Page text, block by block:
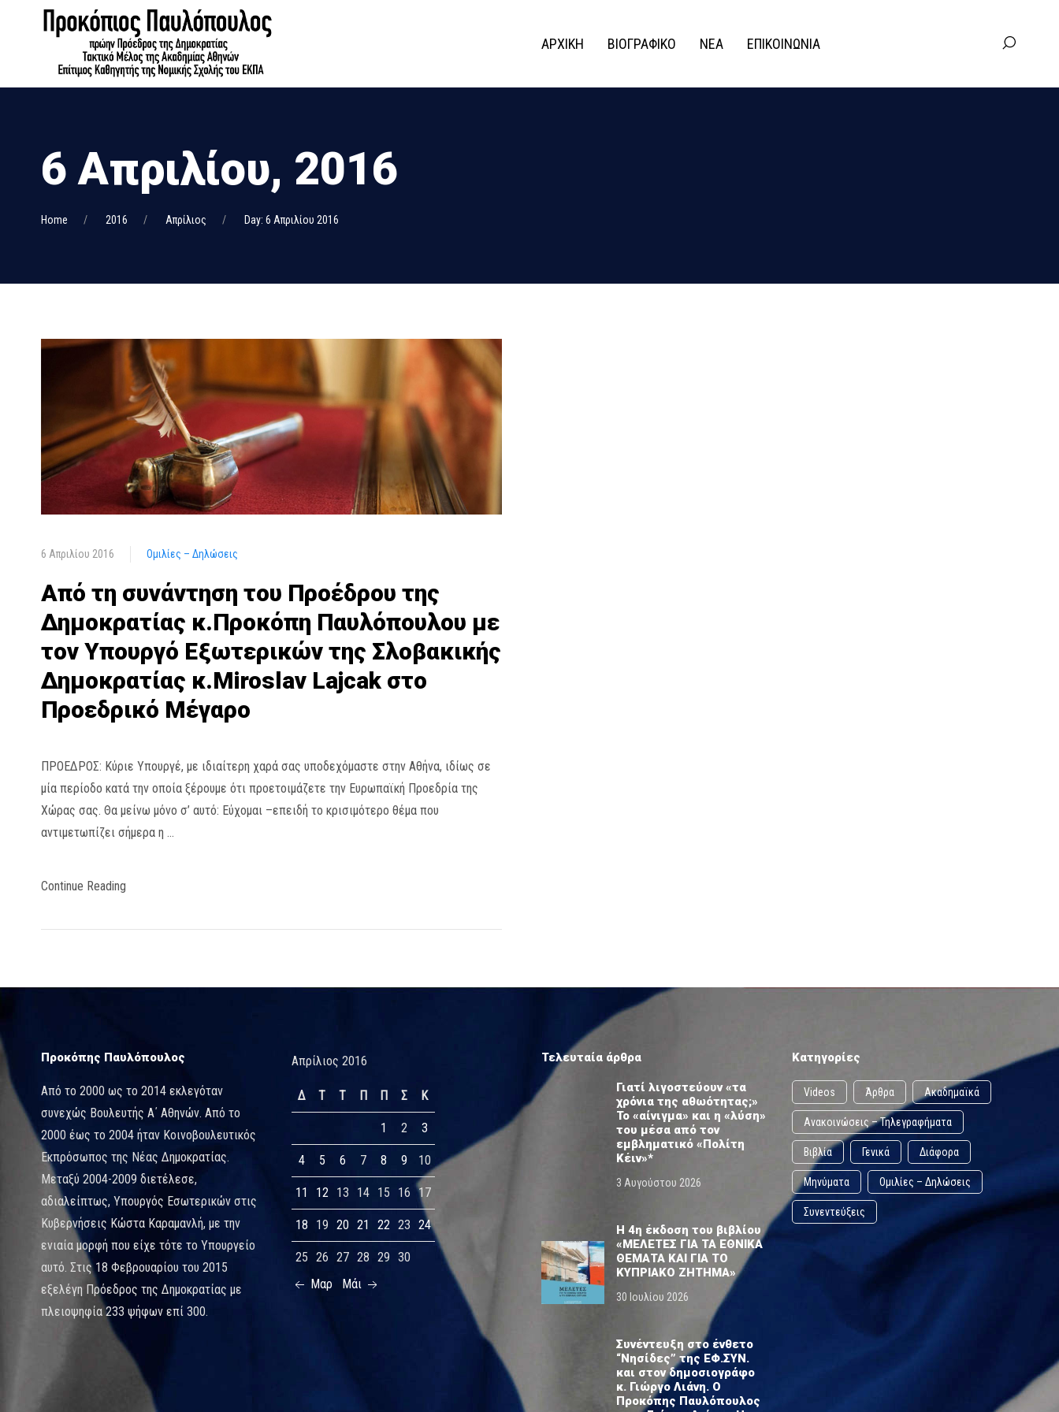
ΑΡΧΙΚΗ ΒΙΟΓΡΑΦΙΚΟ ΝΕΑ ΕΠΙΚΟΙΝΩΝΙΑ
6 Απριλίου, 2016
Home 2016 Απρίλιος Day: 6 Απριλίου 2016
6 Απριλίου 2016 Ομιλίες – Δηλώσεις
Από τη συνάντηση του Προέδρου της
Δημοκρατίας κ.Προκόπη Παυλόπουλου με
τον Υπουργό Εξωτερικών της Σλοβακικής
Δημοκρατίας κ.Miroslav Lajcak στο
Προεδρικό Μέγαρο
ΠΡΟΕΔΡΟΣ: Κύριε Υπουργέ, με ιδιαίτερη χαρά σας υποδεχόμαστε στην Αθήνα, ιδίως σε
μία περίοδο κατά την οποία ξέρουμε ότι προετοιμάζετε την Ευρωπαϊκή Προεδρία της
Χώρας σας. Θα μείνω μόνο σ’ αυτό: Εύχομαι –επειδή το κρισιμότερο θέμα που
αντιμετωπίζει σήμερα η …
Continue Reading
Προκόπης Παυλόπουλος
Από το 2000 ως το 2014 εκλεγόταν
συνεχώς Βουλευτής Α΄ Αθηνών. Από το
2000 έως το 2004 ήταν Κοινοβουλευτικός
Εκπρόσωπος της Νέας Δημοκρατίας.
Μεταξύ 2004-2009 διετέλεσε,
αδιαλείπτως, Υπουργός Εσωτερικών στις
Κυβερνήσεις Κώστα Καραμανλή, με την
ενιαία μορφή που είχε τότε το Υπουργείο
αυτό. Στις 18 Φεβρουαρίου του 2015
εξελέγη Πρόεδρος της Δημοκρατίας με
πλειοψηφία 233 ψήφων επί 300.
Απρίλιος 2016
Δ Τ Τ Π Π Σ Κ
1 2 3
4 5 6 7 8 9 10
11 12 13 14 15 16 17
18 19 20 21 22 23 24
25 26 27 28 29 30
Μαρ
Μάι
Τελευταία άρθρα
Γιατί λιγοστεύουν «τα
χρόνια της αθωότητας;»
Το «αίνιγμα» και η «λύση»
του μέσα από τον
εμβληματικό «Πολίτη
Κέιν»*
3 Αυγούστου 2026
Η 4η έκδοση του βιβλίου
«ΜΕΛΕΤΕΣ ΓΙΑ ΤΑ ΕΘΝΙΚΑ
ΘΕΜΑΤΑ ΚΑΙ ΓΙΑ ΤΟ
ΚΥΠΡΙΑΚΟ ΖΗΤΗΜΑ»
30 Ιουλίου 2026
Συνέντευξη στο ένθετο
“Νησίδες” της ΕΦ.ΣΥΝ.
και στον δημοσιογράφο
κ. Γιώργο Λιάνη. Ο
Προκόπης Παυλόπουλος
Κατηγορίες
Videos Άρθρα Ακαδημαϊκά
Ανακοινώσεις – Τηλεγραφήματα
Βιβλία Γενικά Διάφορα
Μηνύματα Ομιλίες – Δηλώσεις
Συνεντεύξεις